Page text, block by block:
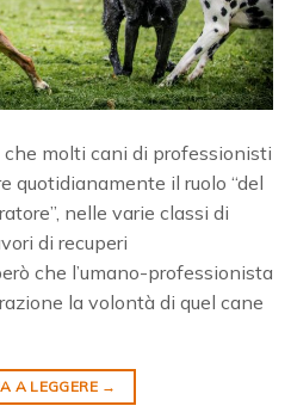
molti cani di professionisti
quotidianamente il ruolo “del
nelle varie classi di
di recuperi
che l’umano-professionista
la volontà di quel cane
A LEGGERE →